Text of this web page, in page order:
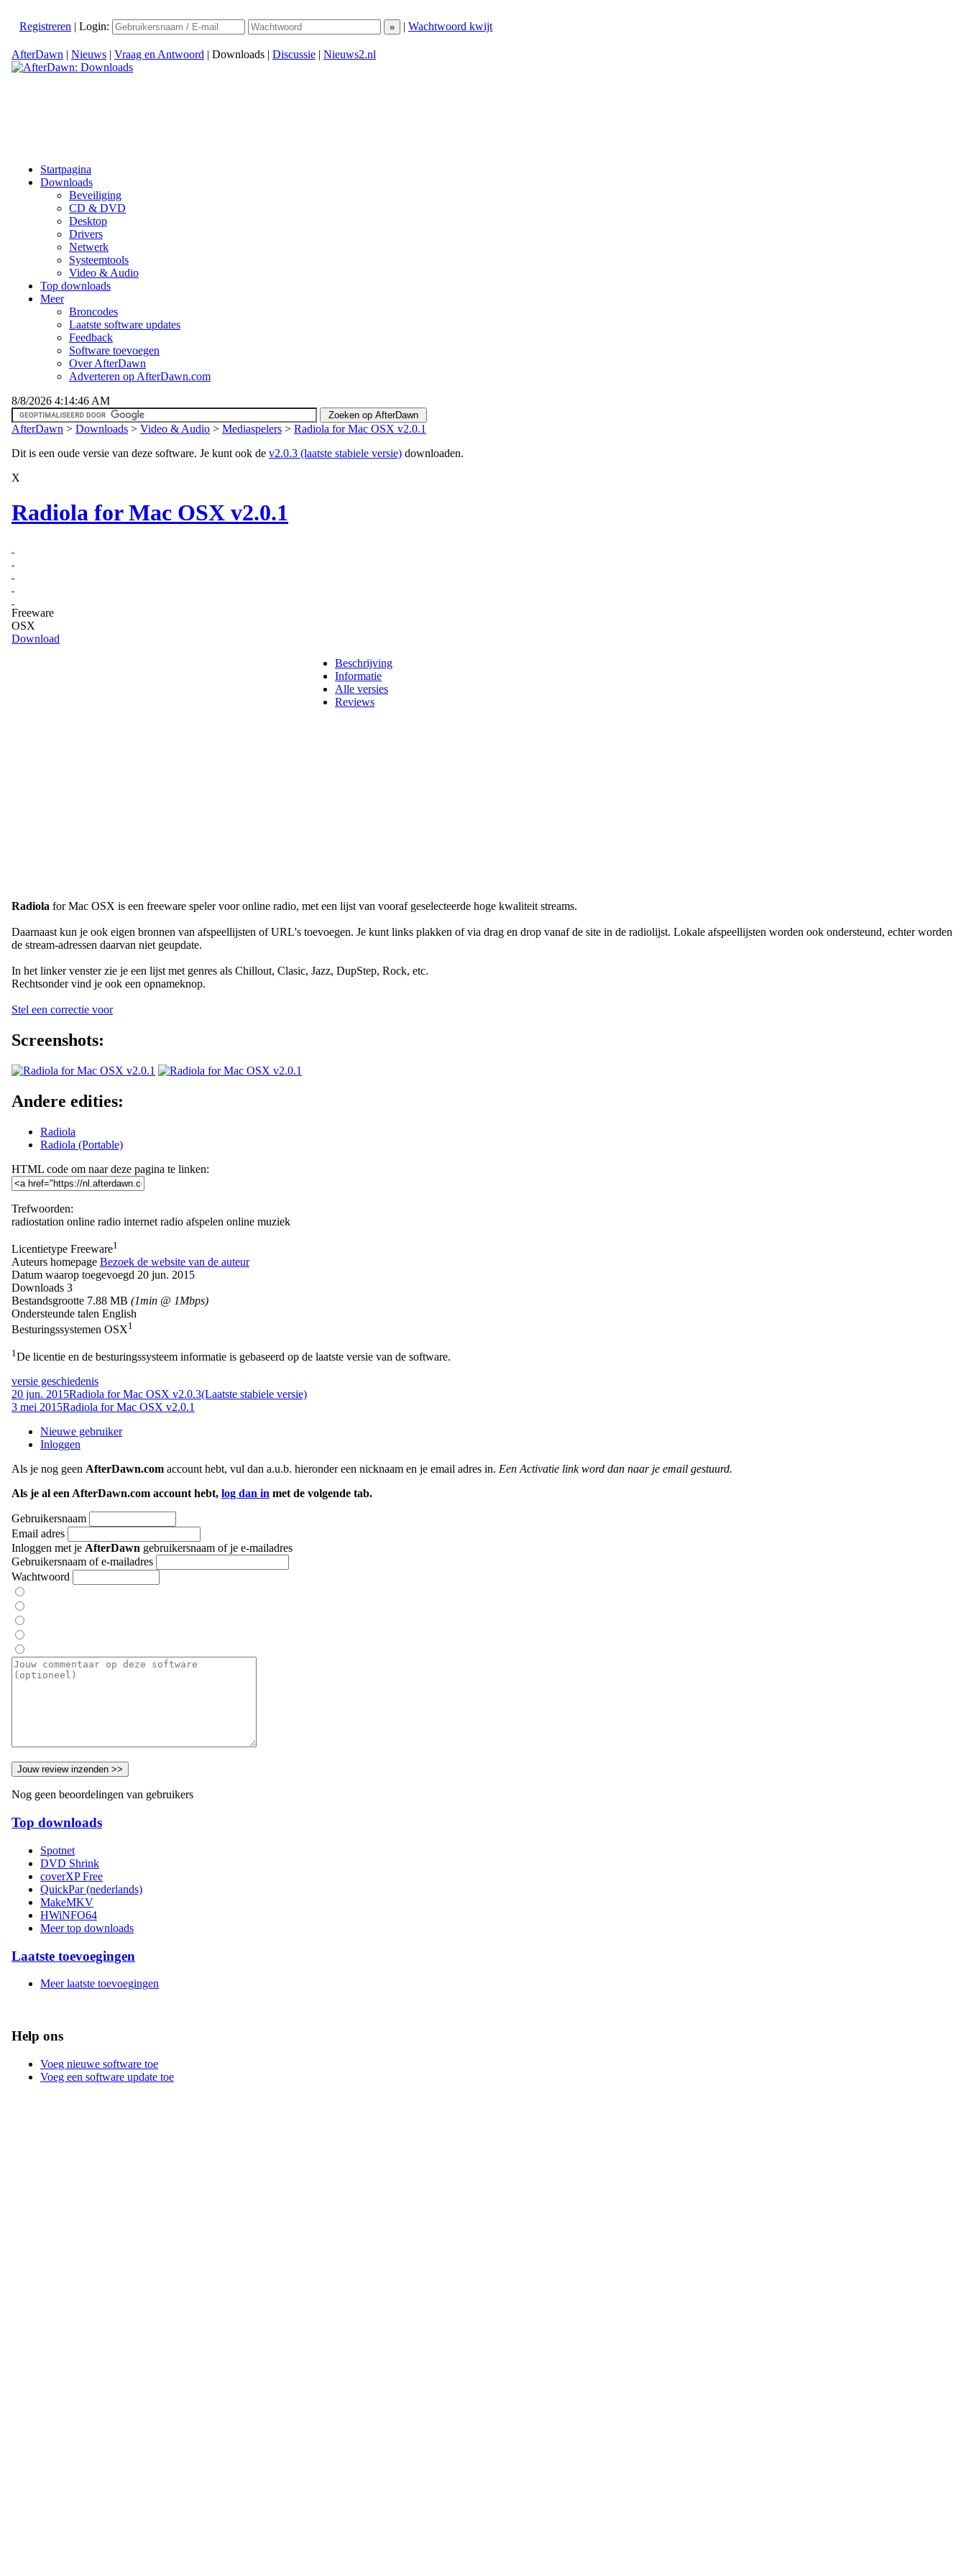
Registreren | Login: | Wachtwoord kwijt
AfterDawn | Nieuws | Vraag en Antwoord | Downloads | Discussie | Nieuws2.nl
Startpagina
Downloads
Beveiliging
CD & DVD
Desktop
Drivers
Netwerk
Systeemtools
Video & Audio
Top downloads
Meer
Broncodes
Laatste software updates
Feedback
Software toevoegen
Over AfterDawn
Adverteren op AfterDawn.com
8/8/2026 4:14:46 AM
AfterDawn > Downloads > Video & Audio > Mediaspelers > Radiola for Mac OSX v2.0.1
Dit is een oude versie van deze software. Je kunt ook de v2.0.3 (laatste stabiele versie) downloaden.
X
Radiola for Mac OSX v2.0.1
Freeware
OSX
Download
Beschrijving
Informatie
Alle versies
Reviews
Radiola for Mac OSX is een freeware speler voor online radio, met een lijst van vooraf geselecteerde hoge kwaliteit streams.
Daarnaast kun je ook eigen bronnen van afspeellijsten of URL's toevoegen. Je kunt links plakken of via drag en drop vanaf de site in de radiolijst. Lokale afspeellijsten worden ook ondersteund, echter worden
de stream-adressen daarvan niet geupdate.
In het linker venster zie je een lijst met genres als Chillout, Clasic, Jazz, DupStep, Rock, etc.
Rechtsonder vind je ook een opnameknop.
Stel een correctie voor
Screenshots:
Andere edities:
Radiola
Radiola (Portable)
HTML code om naar deze pagina te linken:
Trefwoorden:
radiostation online radio internet radio afspelen online muziek
Licentietype Freeware1
Auteurs homepage Bezoek de website van de auteur
Datum waarop toegevoegd 20 jun. 2015
Downloads 3
Bestandsgrootte 7.88 MB (1min @ 1Mbps)
Ondersteunde talen English
Besturingssystemen OSX1
1De licentie en de besturingssysteem informatie is gebaseerd op de laatste versie van de software.
versie geschiedenis
20 jun. 2015Radiola for Mac OSX v2.0.3(Laatste stabiele versie)
3 mei 2015Radiola for Mac OSX v2.0.1
Nieuwe gebruiker
Inloggen
Als je nog geen AfterDawn.com account hebt, vul dan a.u.b. hieronder een nicknaam en je email adres in. Een Activatie link word dan naar je email gestuurd.
Als je al een AfterDawn.com account hebt, log dan in met de volgende tab.
Gebruikersnaam
Email adres
Inloggen met je AfterDawn gebruikersnaam of je e-mailadres
Gebruikersnaam of e-mailadres
Wachtwoord
Nog geen beoordelingen van gebruikers
Top downloads
Spotnet
DVD Shrink
coverXP Free
QuickPar (nederlands)
MakeMKV
HWiNFO64
Meer top downloads
Laatste toevoegingen
Meer laatste toevoegingen
Help ons
Voeg nieuwe software toe
Voeg een software update toe